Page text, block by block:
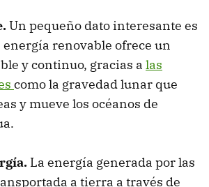
Un pequeño dato interesante es
energía renovable ofrece un
y continuo, gracias a las
como la gravedad lunar que
y mueve los océanos de
La energía generada por las
a tierra a través de